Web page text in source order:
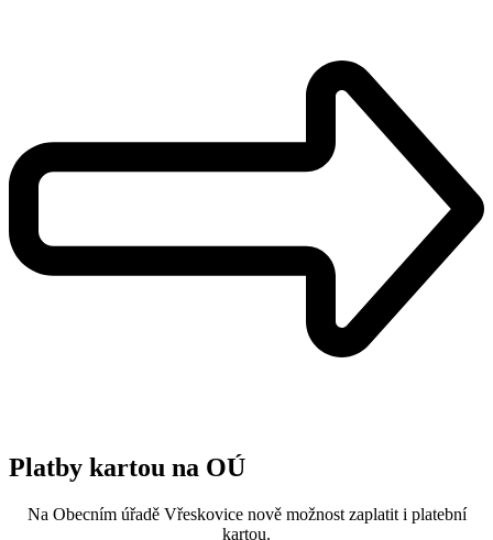
Platby kartou na OÚ
Na Obecním úřadě Vřeskovice nově možnost zaplatit i platební
kartou.